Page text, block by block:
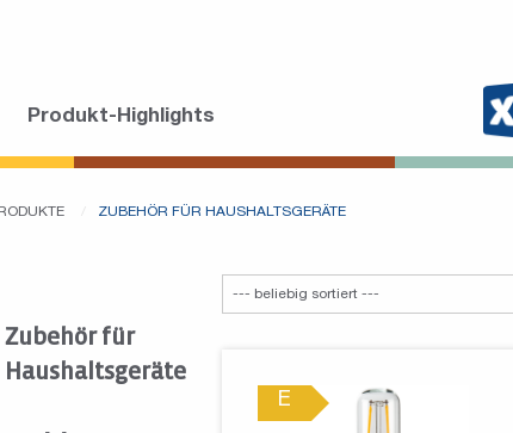
Produkt-Highlights
ZUBEHÖR FÜR HAUSHALTSGERÄTE
Zubehör für
Haushaltsgeräte
E